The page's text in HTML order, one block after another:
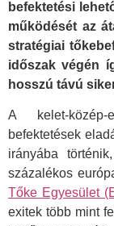
befektetési
működését az
stratégiai
időszak végén
hosszú távú
A kelet-
befektetések
irányába
százalékos
Tőke Egyesület
exitek több mint